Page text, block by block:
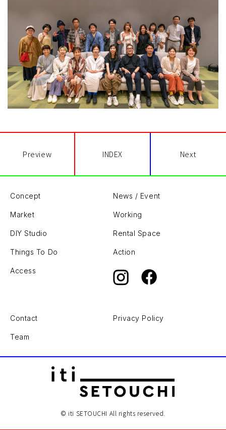
Preview INDEX Next
Concept News / Event
Market Working
DIY Studio Rental Space
Things To Do Action
Access
Contact Privacy Policy
Team
© iti SETOUCHI All rights reserved.